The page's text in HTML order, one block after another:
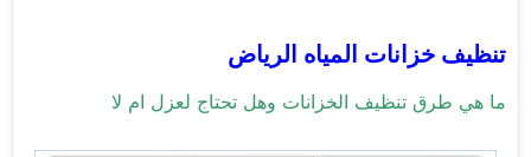
تنظيف خزانات المياه الرياض
ما هي طرق تنظيف الخزانات وهل تحتاج لعزل ام لا